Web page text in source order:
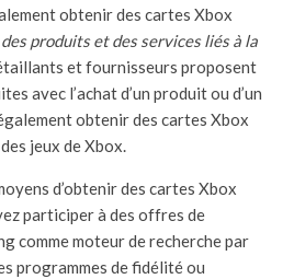
obtenir des cartes Xbox
produits et des services liés à la
et fournisseurs proposent
avec l’achat d’un produit ou d’un
obtenir des cartes Xbox
jeux de Xbox.
d’obtenir des cartes Xbox
participer à des offres de
comme moteur de recherche par
programmes de fidélité ou